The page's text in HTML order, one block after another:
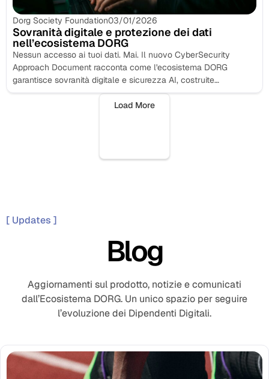
Dorg Society Foundation03/01/2026
Sovranità digitale e protezione dei dati
nell’ecosistema DORG
Nessun accesso ai tuoi dati. Mai. Il nuovo CyberSecurity
Approach Document racconta come l'ecosistema DORG
garantisce sovranità digitale e sicurezza AI, costruite
nell'architettura...
Load More
[ Updates ]
Blog
Aggiornamenti sul prodotto, notizie e comunicati
dall’Ecosistema DORG. Un unico spazio per seguire
l’evoluzione dei Dipendenti Digitali.